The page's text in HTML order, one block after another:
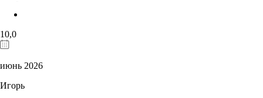
10,0
июнь 2026
Игорь